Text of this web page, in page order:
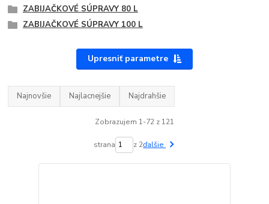
ZABIJAČKOVÉ SÚPRAVY 80 L
ZABIJAČKOVÉ SÚPRAVY 100 L
Upresniť parametre
Najnovšie Najlacnejšie Najdrahšie
Zobrazujem 1-72 z 121
strana z 2ďalšie